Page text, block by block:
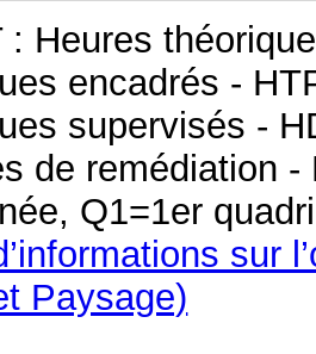
: Heures
encadrés -
supervisés -
de remédiation
Q1=1er
sur
Paysage)